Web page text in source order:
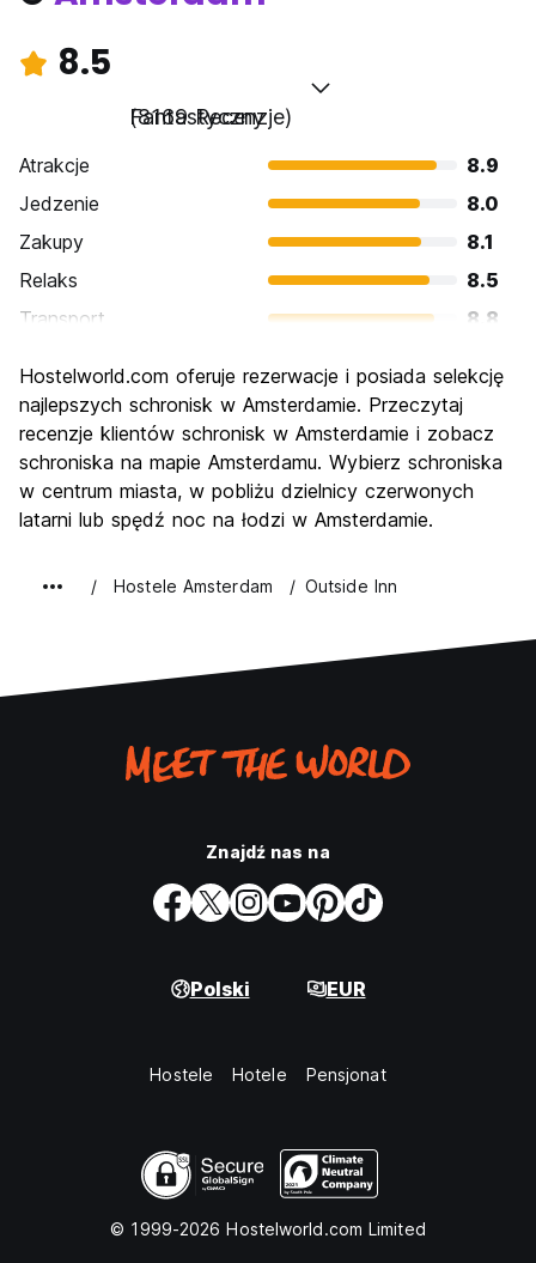
8.5
Fantastyczny
(8169 Recenzje)
Atrakcje
8.9
Jedzenie
8.0
Zakupy
8.1
Relaks
8.5
Transport
8.8
Kultura
9.0
Imprezy
8.9
Najlepsza wartość
7.2
Hostelworld.com oferuje rezerwacje i posiada selekcję
najlepszych schronisk w Amsterdamie. Przeczytaj
recenzje klientów schronisk w Amsterdamie i zobacz
schroniska na mapie Amsterdamu. Wybierz schroniska
w centrum miasta, w pobliżu dzielnicy czerwonych
latarni lub spędź noc na łodzi w Amsterdamie.
Hostele Amsterdam Outside Inn
Znajdź nas na
Polski EUR
Hostele Hotele Pensjonat
© 1999-2026 Hostelworld.com Limited